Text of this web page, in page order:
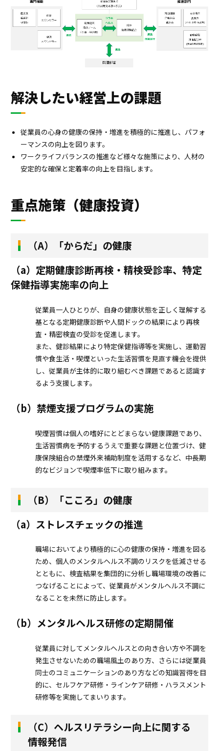
解決したい経営上の課題
従業員の心身の健康の保持・増進を積極的に推進し、パフォ
ーマンスの向上を図ります。
ワークライフバランスの推進など様々な施策により、人材の
安定的な確保と定着率の向上を目指します。
重点施策（健康投資）
（A）「からだ」の健康
（a）定期健康診断再検・精検受診率、特定
保健指導実施率の向上
従業員一人ひとりが、自身の健康状態を正しく理解する
基となる定期健康診断や人間ドックの結果により再検
査・精密検査の受診を促進します。
また、健診結果により特定保健指導等を実施し、運動習
慣や食生活・喫煙といった生活習慣を見直す機会を提供
し、従業員が主体的に取り組むべき課題であると認識す
るよう支援します。
（b）禁煙支援プログラムの実施
喫煙習慣は個人の嗜好にとどまらない健康課題であり、
生活習慣病を予防するうえで重要な課題と位置づけ、健
康保険組合の禁煙外来補助制度を活用するなど、中長期
的なビジョンで喫煙率低下に取り組みます。
（B）「こころ」の健康
（a）ストレスチェックの推進
職場においてより積極的に心の健康の保持・増進を図る
ため、個人のメンタルヘルス不調のリスクを低減させる
とともに、検査結果を集団的に分析し職場環境の改善に
つなげることによって、従業員がメンタルヘルス不調に
なることを未然に防止します。
（b）メンタルヘルス研修の定期開催
従業員に対してメンタルヘルスとの向き合い方や不調を
発生させないための職場風土のあり方、さらには従業員
同士のコミュニケーションのあり方などの知識習得を目
的に、セルフケア研修・ラインケア研修・ハラスメント
研修等を実施してまいります。
（C）ヘルスリテラシー向上に関する
情報発信